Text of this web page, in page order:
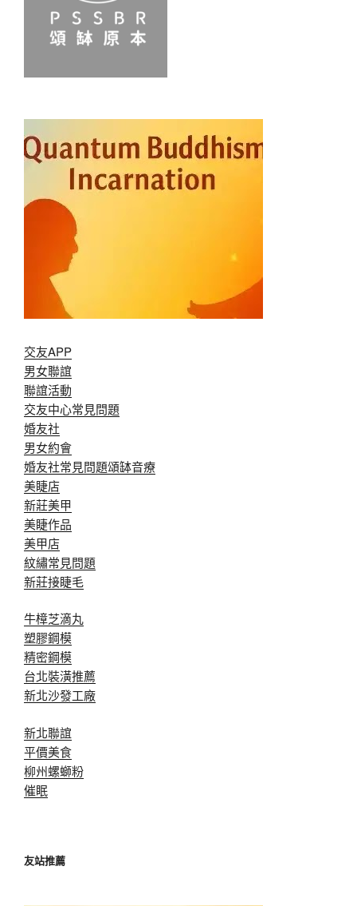
交友APP
男女聯誼
聯誼活動
交友中心常見問題
婚友社
男女約會
婚友社常見問題頌缽音療
美睫店
新莊美甲
美睫作品
美甲店
紋繡常見問題
新莊接睫毛
牛樟芝滴丸
塑膠鋼模
精密鋼模
台北裝潢推薦
新北沙發工廠
新北聯誼
平價美食
柳州螺螄粉
催眠
友站推薦